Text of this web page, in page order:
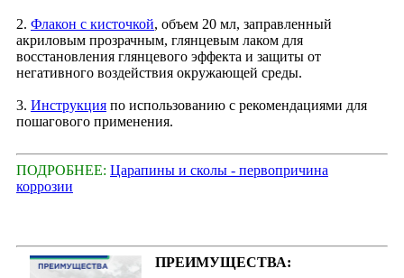
2. Флакон с кисточкой, объем 20 мл, заправленный
акриловым прозрачным, глянцевым лаком для
восстановления глянцевого эффекта и защиты от
негативного воздействия окружающей среды.
3. Инструкция по использованию с рекомендациями для
пошагового применения.
ПОДРОБНЕЕ: Царапины и сколы - первопричина
коррозии
ПРЕИМУЩЕСТВА: